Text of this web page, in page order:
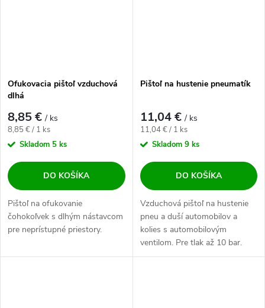
Ofukovacia pištoľ vzduchová
dlhá
8,85 €/ ks
Jednotková cena:
8,85 € / 1 ks
Skladom 5 ks
DO KOŠÍKA
Pištoľ na ofukovanie
čohokoľvek s dlhým nástavcom
pre neprístupné priestory.
Pištoľ na hustenie pneumatík
11,04 €/ ks
Jednotková cena:
11,04 € / 1 ks
Skladom 9 ks
DO KOŠÍKA
Vzduchová pištoľ na hustenie
pneu a duší automobilov a
kolies s automobilovým
ventilom. Pre tlak až 10 bar.